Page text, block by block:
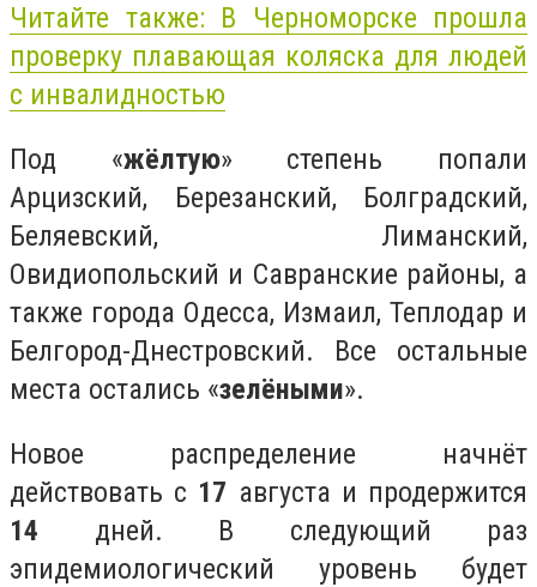
Читайте также: В Черноморске прошла
проверку плавающая коляска для людей
с инвалидностью
Под «жёлтую» степень попали
Арцизский, Березанский, Болградский,
Беляевский, Лиманский,
Овидиопольский и Савранские районы, а
также города Одесса, Измаил, Теплодар и
Белгород-Днестровский. Все остальные
места остались «зелёными».
Новое распределение начнёт
действовать с 17 августа и продержится
14 дней. В следующий раз
эпидемиологический уровень будет